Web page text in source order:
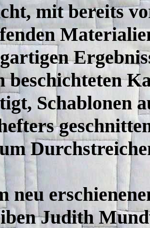
mit bereits
beschichteten
Schablonen
neu
Judith